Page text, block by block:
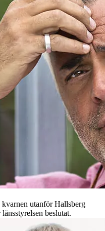
utanför Hallsberg
beslutat.